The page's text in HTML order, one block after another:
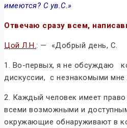
имеются? С ув.С.»
Отвечаю сразу всем,
Цой Л.Н.: — «Добрый день, С.
1. Во-первых, я не обсуждаю
дискуссии, с незнакомыми мне
2. Каждый человек имеет
всеми возможными и
окружающие обнаруживают в